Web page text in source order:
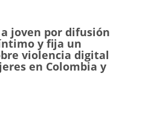
joven por difusión
y fija un
violencia digital
en Colombia y